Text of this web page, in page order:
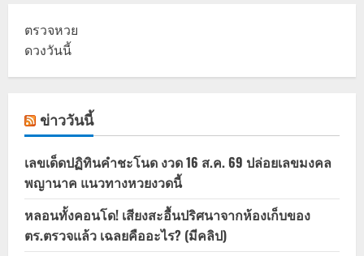
ตรวจหวย
ดวงวันนี้
ข่าววันนี้
เลขเด็ดปฏิทินคำชะโนด งวด 16 ส.ค. 69 ปล่อยเลขมงคล
พญานาค แนวทางหวยงวดนี้
หลอนทั้งคอนโด! เสียงสะอื้นปริศนาจากห้องเก็บของ
ตร.ตรวจแล้ว เฉลยคืออะไร? (มีคลิป)